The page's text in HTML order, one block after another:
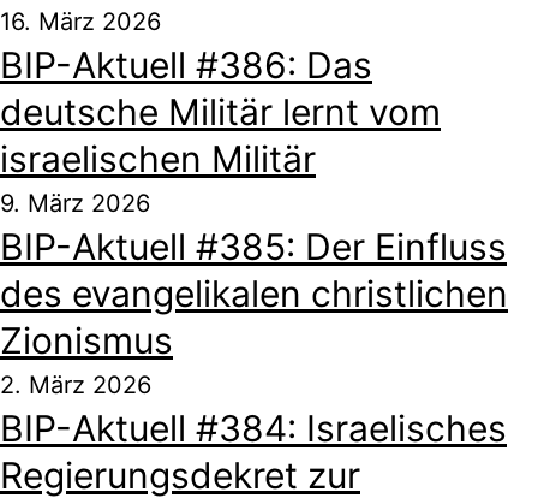
16. März 2026
BIP-Aktuell #386: Das
deutsche Militär lernt vom
israelischen Militär
9. März 2026
BIP-Aktuell #385: Der Einfluss
des evangelikalen christlichen
Zionismus
2. März 2026
BIP-Aktuell #384: Israelisches
Regierungsdekret zur